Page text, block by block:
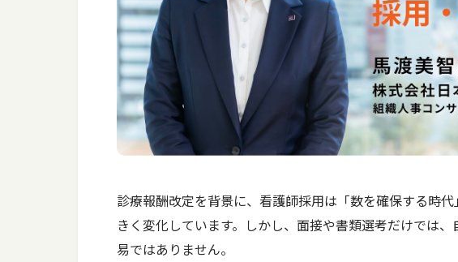
診療報酬改定を背景に、看護師採用は「数を確保する時
きく変化しています。しかし、面接や書類選考だけでは
易ではありません。